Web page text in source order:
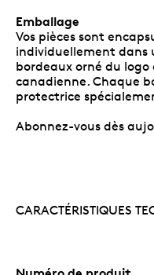
Emballage
Vos pièces sont
individuellement dans
bordeaux orné du
canadienne. Chaque
protectrice
Abonnez-vous dès
CARACTÉRISTIQUES